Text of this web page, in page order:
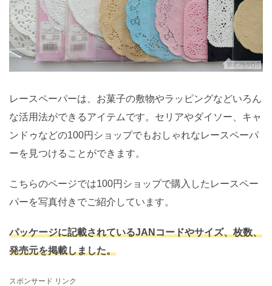
レースペーパーは、お菓子の敷物やラッピングなどいろん
な活用法ができるアイテムです。セリアやダイソー、キャ
ンドゥなどの100円ショップでもおしゃれなレースペーパ
ーを見つけることができます。
こちらのページでは100円ショップで購入したレースペー
パーを写真付きでご紹介しています。
パッケージに記載されているJANコードやサイズ、枚数、
発売元を掲載しました。
スポンサード リンク